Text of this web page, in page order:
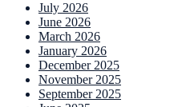
July 2026
June 2026
March 2026
January 2026
December 2025
November 2025
September 2025